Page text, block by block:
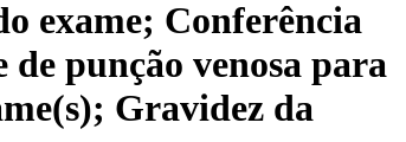
exame; Conferência
punção venosa para
Gravidez da